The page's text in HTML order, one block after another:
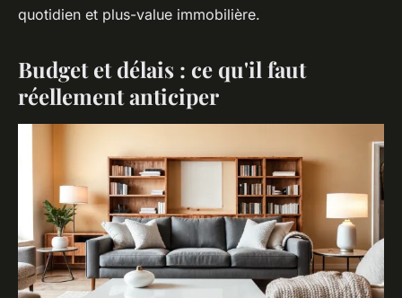
quotidien et plus-value immobilière.
Budget et délais : ce qu'il faut
réellement anticiper